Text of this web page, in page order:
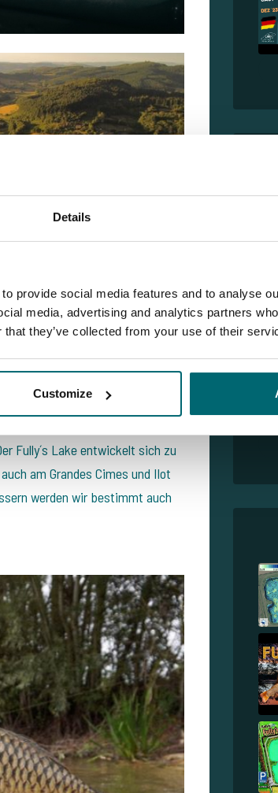
Details
provide social media features and to analyse
media, advertising and analytics partners
they’ve collected from your use of their
Customize
Lake, dem Grandes
zu diesen drei Karpfenseen in
Fully´s Lake entwickelt sich zu
am Grandes Cimes und Ilot
werden wir bestimmt auch